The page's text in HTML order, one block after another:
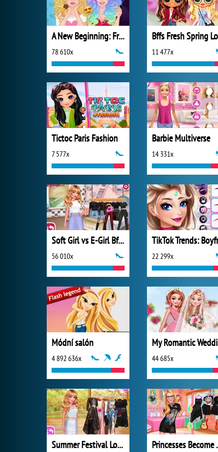
A New Beginning: From Sad To Fab
78 610x 11 477x
Tictoc Paris Fashion
7 577x
Barbie Multiverse
14 331x
Soft Girl vs E-Girl Bffs Looks
56 010x 22 299x
Módní salón
4 892 636x 44 685x
Summer Festival Looks